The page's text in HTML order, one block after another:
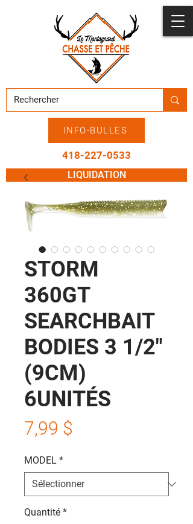
INFO-BULLES
418-227-0533
LIQUIDATION
STORM
360GT
SEARCHBAIT
BODIES 3 1/2"
(9CM)
6UNITÉS
7,99 $
MODEL *
Quantité *